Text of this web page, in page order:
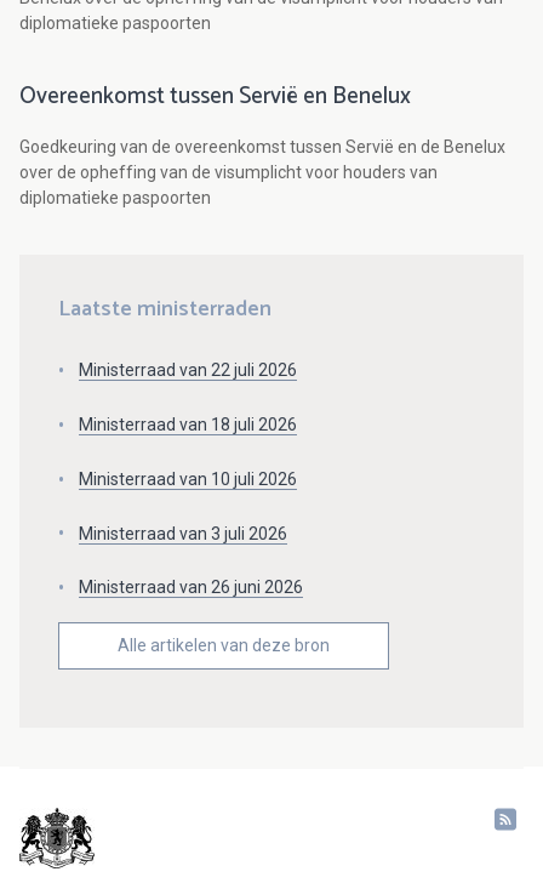
diplomatieke paspoorten
Overeenkomst tussen Servië en Benelux
Goedkeuring van de overeenkomst tussen Servië en de Benelux
over de opheffing van de visumplicht voor houders van
diplomatieke paspoorten
Laatste ministerraden
Ministerraad van 22 juli 2026
Ministerraad van 18 juli 2026
Ministerraad van 10 juli 2026
Ministerraad van 3 juli 2026
Ministerraad van 26 juni 2026
Alle artikelen van deze bron